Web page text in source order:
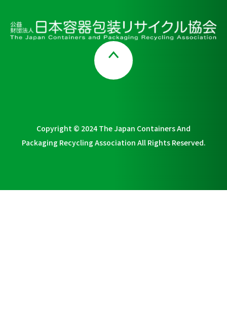
Copyright © 2024 The Japan Containers And
Packaging Recycling Association All Rights Reserved.